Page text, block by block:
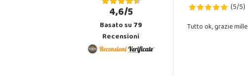
4,6/5
Basato su79
Recensioni
(5/5)
Tutto ok, grazie mille